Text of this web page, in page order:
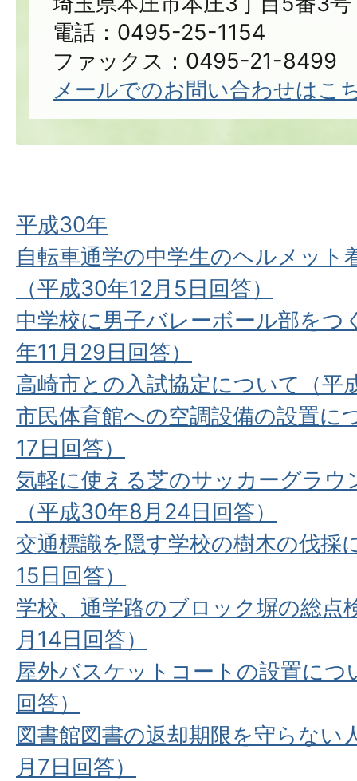
電話：0495-25-1154
ファックス：0495-21-8499
メールでのお問い合わせはこ
平成30年
自転車通学の中学生のヘルメット
（平成30年12月5日回答）
中学校に男子バレーボール部を
年11月29日回答）
高崎市との入試協定について（平
市民体育館への空調設備の設置に
17日回答）
気軽に使える芝のサッカーグラウ
（平成30年8月24日回答）
交通標識を隠す学校の樹木の伐採
15日回答）
学校、通学路のブロック塀の総点
月14日回答）
屋外バスケットコートの設置に
回答）
図書館図書の返却期限を守らない
月7日回答）